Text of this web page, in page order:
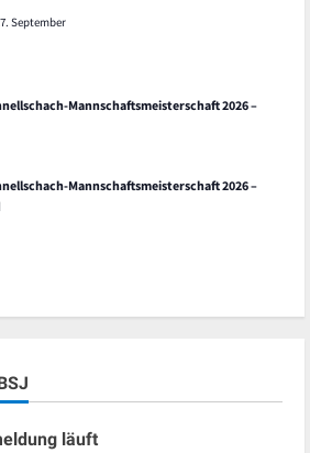
September
Mannschaftsmeisterschaft 2026 –
Mannschaftsmeisterschaft 2026 –
läuft